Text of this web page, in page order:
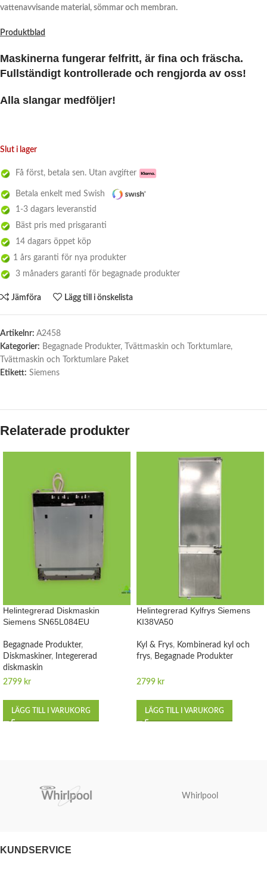
vattenavvisande material, sömmar och membran.
Produktblad
Maskinerna fungerar felfritt, är fina och fräscha.
Fullständigt kontrollerade och rengjorda av oss!
Alla slangar medföljer!
Slut i lager
Få först, betala sen. Utan avgifter
Betala enkelt med Swish
1-3 dagars leveranstid
Bäst pris med prisgaranti
14 dagars öppet köp
1 års garanti för nya produkter
3 månaders garanti för begagnade produkter
Jämföra Lägg till i önskelista
Artikelnr: A2458
Kategorier: Begagnade Produkter, Tvättmaskin och Torktumlare,
Tvättmaskin och Torktumlare Paket
Etikett: Siemens
Relaterade produkter
Helintegrerad Diskmaskin
Siemens SN65L084EU
Begagnade Produkter,
Diskmaskiner,
Integererad
diskmaskin
2799 kr
LÄGG TILL I VARUKORG
Helintegrerad Kylfrys Siemens
KI38VA50
Kyl & Frys, Kombinerad kyl och
frys, Begagnade Produkter
2799 kr
LÄGG TILL I VARUKORG
Whirlpool
KUNDSERVICE